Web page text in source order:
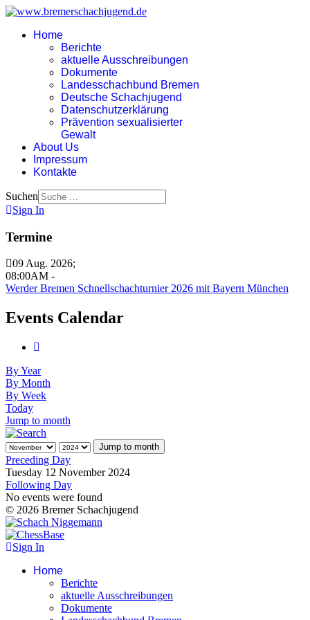
Home
Berichte
aktuelle Ausschreibungen
Dokumente
Landesschachbund Bremen
Deutsche Schachjugend
Datenschutzerklärung
Prävention sexualisierter
Gewalt
About Us
Impressum
Kontakte
Suchen
Sign In
Termine
09 Aug. 2026;
08:00AM -
Werder Bremen Schnellschachturnier 2026 mit Bayern München
Events Calendar
By Year
By Month
By Week
Today
Jump to month
Jump to month
Preceding Day
Tuesday 12 November 2024
Following Day
No events were found
© 2026 Bremer Schachjugend
Sign In
Home
Berichte
aktuelle Ausschreibungen
Dokumente